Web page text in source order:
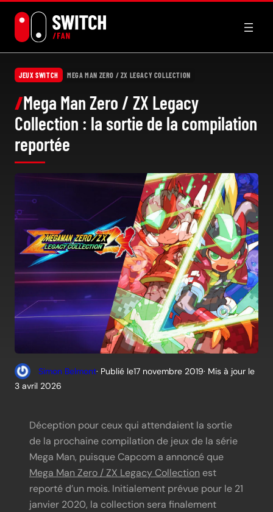
contenu
JEUX SWITCH MEGA MAN ZERO / ZX LEGACY COLLECTION
Mega Man Zero / ZX Legacy
Collection : la sortie de la compilation
reportée
Simon Belmont· Publié le17 novembre 2019· Mis à jour le
3 avril 2026
Déception pour ceux qui attendaient la sortie
de la prochaine compilation de jeux de la série
Mega Man, puisque Capcom a annoncé que
Mega Man Zero / ZX Legacy Collection est
reporté d’un mois. Initialement prévue pour le 21
janvier 2020, la collection sera finalement